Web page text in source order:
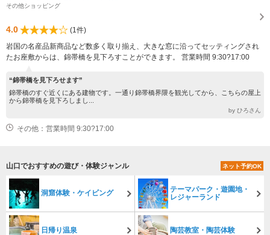
その他ショッピング
4.0
(1件)
岩国の名産品新商品など数多く取り揃え、大きな窓に沿ってセッティングされ
たお座敷からは、錦帯橋を見下ろすことができます。 営業時間 9:30?17:00
“錦帯橋を見下ろせます”
錦帯橋のすぐ近くにある建物です。一通り錦帯橋界隈を観光してから、こちらの屋上
から錦帯橋を見下ろしまし...
by ひろさん
その他：営業時間 9:30?17:00
山口でおすすめの遊び・体験ジャンル ネット予約OK
洞窟体験・ケイビング
テーマパーク・遊園地・
レジャーランド
日帰り温泉 陶芸教室・陶芸体験